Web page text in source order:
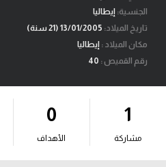
مسابقة التوقعات
فيديوهات
آراء حرة
ركن الألعاب
الجنسية: إيطاليا
تاريخ الميلاد:
مكان الميلاد : إيطاليا
رقم القميص :
1
مشاركة
0
الأهداف